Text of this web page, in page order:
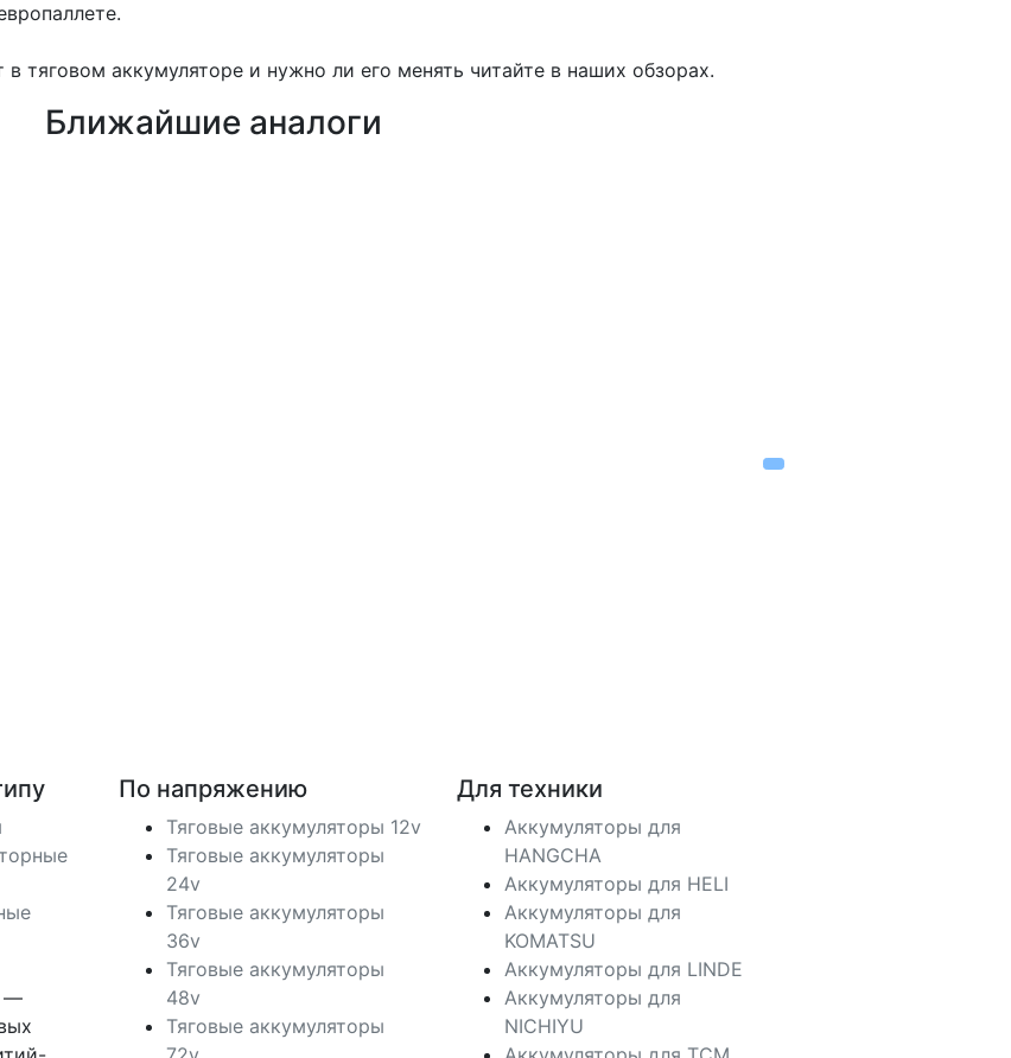
тяговом аккумуляторе и нужно ли его менять читайте в наших обзорах.
Ближайшие аналоги
—
По напряжению
Тяговые аккумуляторы 12v
Тяговые аккумуляторы
24v
Тяговые аккумуляторы
36v
Тяговые аккумуляторы
48v
Тяговые аккумуляторы
Для техники
Аккумуляторы для
HANGCHA
Аккумуляторы для HELI
Аккумуляторы для
KOMATSU
Аккумуляторы для LINDE
Аккумуляторы для
NICHIYU